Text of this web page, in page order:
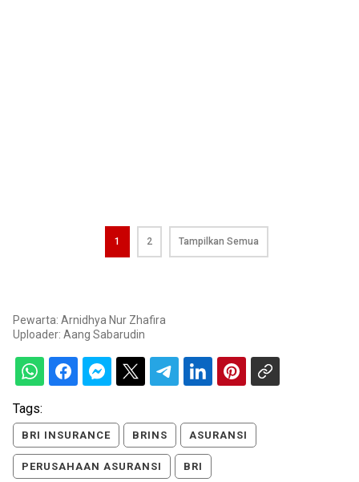
1 2 Tampilkan Semua
Pewarta: Arnidhya Nur Zhafira
Uploader: Aang Sabarudin
Tags:
BRI INSURANCE BRINS ASURANSI
PERUSAHAAN ASURANSI BRI